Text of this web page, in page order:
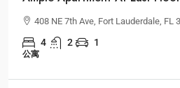
408 NE 7th Ave, Fort Lauderdale, FL
4 2 1
公寓